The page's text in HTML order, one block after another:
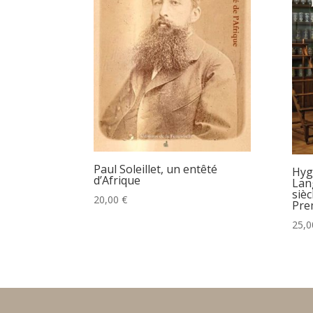
Paul Soleillet, un entêté
d’Afrique
20,00€